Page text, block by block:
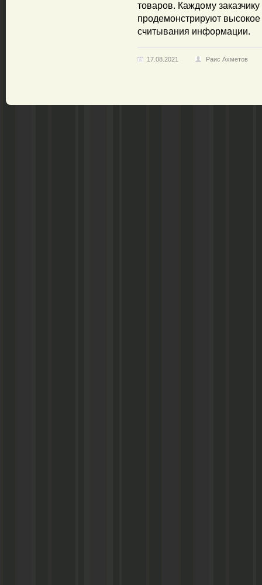
товаров. Каждому
продемонстрируют высокое
считывания информации.
17.08.2021 Раис Ахметов